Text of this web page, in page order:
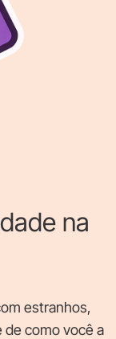
na
estranhos,
de como você a